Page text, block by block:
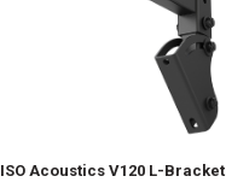
ISO AcousticsV120 L-Bracket